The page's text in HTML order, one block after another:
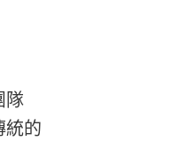
隊
統的